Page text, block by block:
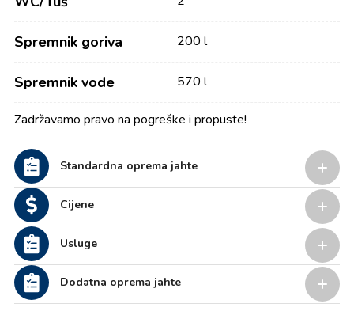
Spremnik goriva 200 l
Spremnik vode 570 l
Zadržavamo pravo na pogreške i propuste!
Standardna oprema jahte
Cijene
Usluge
Dodatna oprema jahte